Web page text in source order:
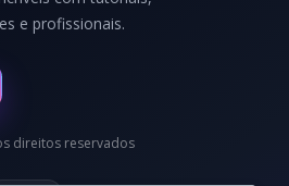
e profissionais.
direitos reservados